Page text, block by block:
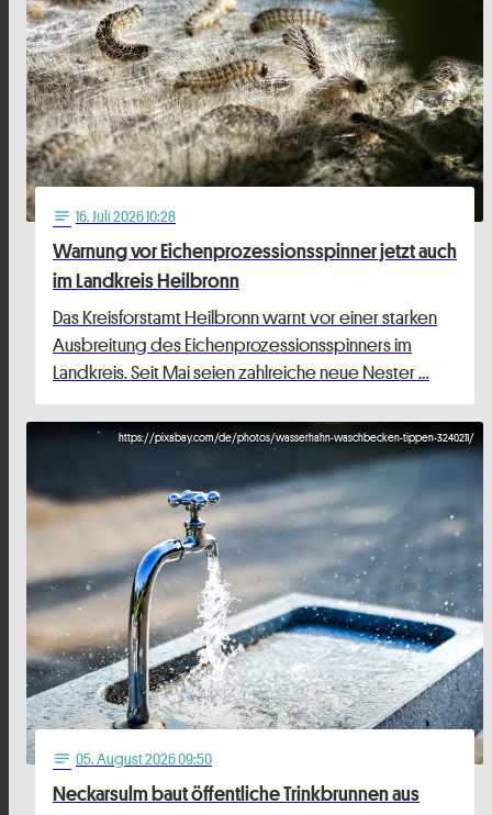
notes 16. Juli 2026 10:28
Warnung vor Eichenprozessionsspinner jetzt auch
im Landkreis Heilbronn
Das Kreisforstamt Heilbronn warnt vor einer starken
Ausbreitung des Eichenprozessionsspinners im
Landkreis. Seit Mai seien zahlreiche neue Nester …
https://pixabay.com/de/photos/wasserhahn-waschbecken-tippen-3240211/
notes 05. August 2026 09:50
Neckarsulm baut öffentliche Trinkbrunnen aus